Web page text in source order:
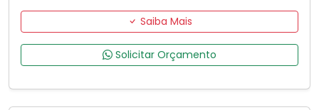
Saiba Mais
Solicitar Orçamento